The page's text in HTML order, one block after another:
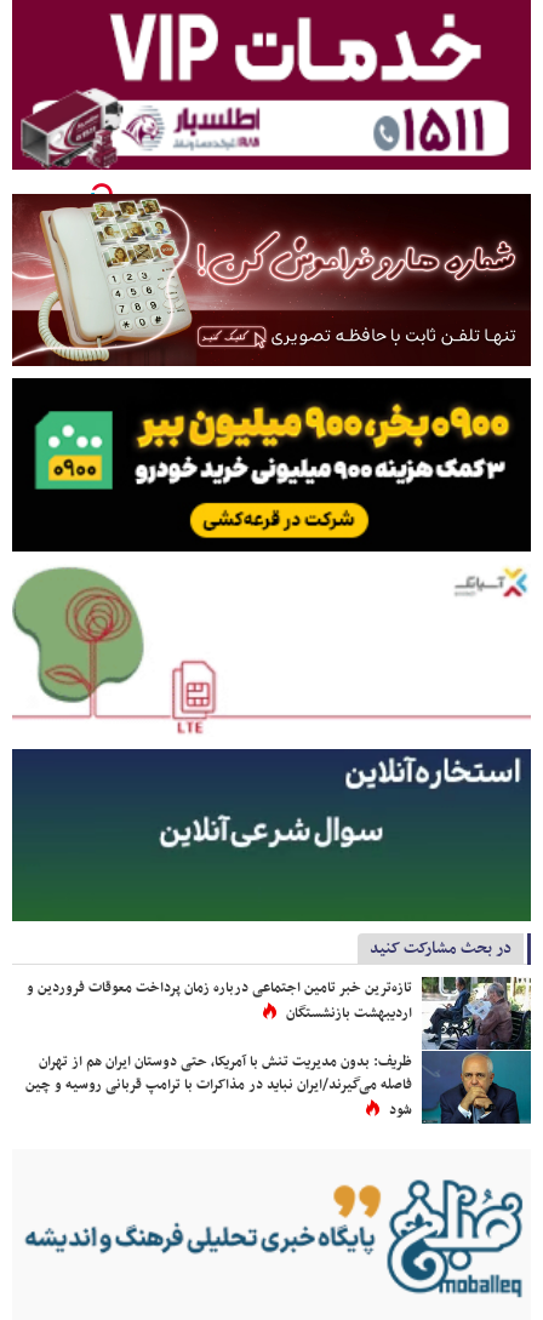
در بحث مشارکت کنید
تازه‌ترین خبر تامین اجتماعی درباره زمان پرداخت معوقات فروردین و
اردیبهشت بازنشستگان
ظریف: بدون مدیریت تنش با آمریکا، حتی دوستان ایران هم از تهران
فاصله می‌گیرند/ایران نباید در مذاکرات با ترامپ قربانی روسیه و چین
شود